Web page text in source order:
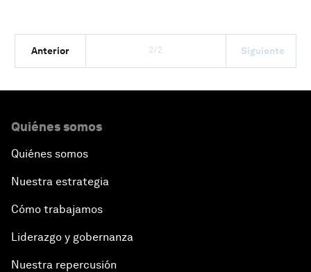
Anterior 2/2 Siguiente
Quiénes somos
Quiénes somos
Nuestra estrategia
Cómo trabajamos
Liderazgo y gobernanza
Nuestra repercusión